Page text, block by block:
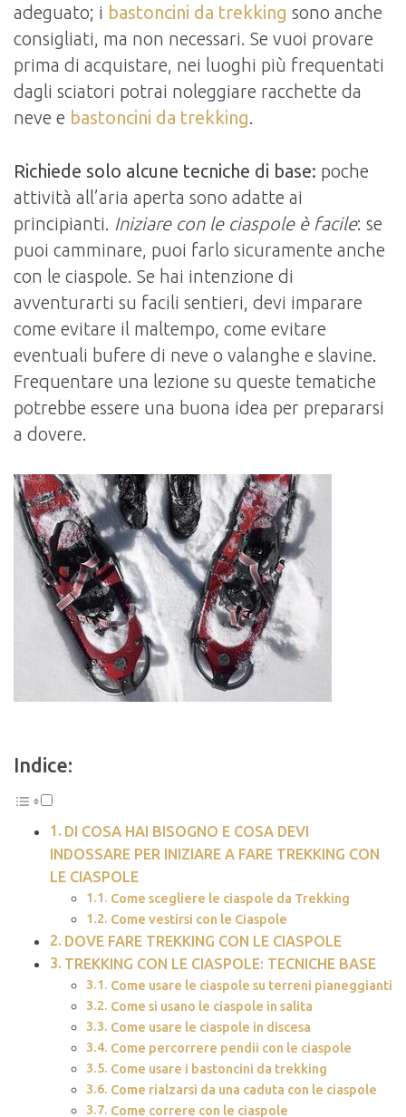
adeguato; i bastoncini da trekking sono anche
consigliati, ma non necessari. Se vuoi provare
prima di acquistare, nei luoghi più frequentati
dagli sciatori potrai noleggiare racchette da
neve e bastoncini da trekking.
Richiede solo alcune tecniche di base: poche
attività all’aria aperta sono adatte ai
principianti. Iniziare con le ciaspole è facile: se
puoi camminare, puoi farlo sicuramente anche
con le ciaspole. Se hai intenzione di
avventurarti su facili sentieri, devi imparare
come evitare il maltempo, come evitare
eventuali bufere di neve o valanghe e slavine.
Frequentare una lezione su queste tematiche
potrebbe essere una buona idea per prepararsi
a dovere.
Indice:
DI COSA HAI BISOGNO E COSA DEVI
INDOSSARE PER INIZIARE A FARE TREKKING CON
LE CIASPOLE
Come scegliere le ciaspole da Trekking
Come vestirsi con le Ciaspole
DOVE FARE TREKKING CON LE CIASPOLE
TREKKING CON LE CIASPOLE: TECNICHE BASE
Come usare le ciaspole su terreni pianeggianti
Come si usano le ciaspole in salita
Come usare le ciaspole in discesa
Come percorrere pendii con le ciaspole
Come usare i bastoncini da trekking
Come rialzarsi da una caduta con le ciaspole
Come correre con le ciaspole